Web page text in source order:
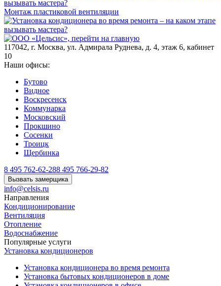
Монтаж пластиковой вентиляции
117042, г. Москва, ул. Адмирала Руднева, д. 4, этаж 6, кабинет
10
Наши офисы:
Бутово
Видное
Воскресенск
Коммунарка
Московский
Прокшино
Сосенки
Троицк
Щербинка
8 495 762-62-288 495 766-29-82
Вызвать замерщика
info@celsis.ru
Направления
Кондиционирование
Вентиляция
Отопление
Водоснабжение
Популярные услуги
Установка кондиционеров
Установка кондиционера во время ремонта
Установка бытовых кондиционеров в доме